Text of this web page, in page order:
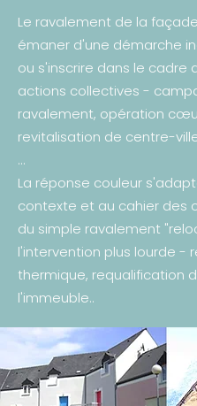
Le ravalement de la
émaner d'une démarche
ou s'inscrire dans le cadre
actions collectives -
ravalement, opération
revitalisation de centre-ville,
...
La réponse couleur
contexte et au cahier des
du simple ravalement
l'intervention plus lourde -
thermique, requalification
l'immeuble..​